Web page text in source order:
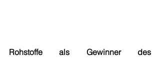
Rohstoffe als Gewinner des